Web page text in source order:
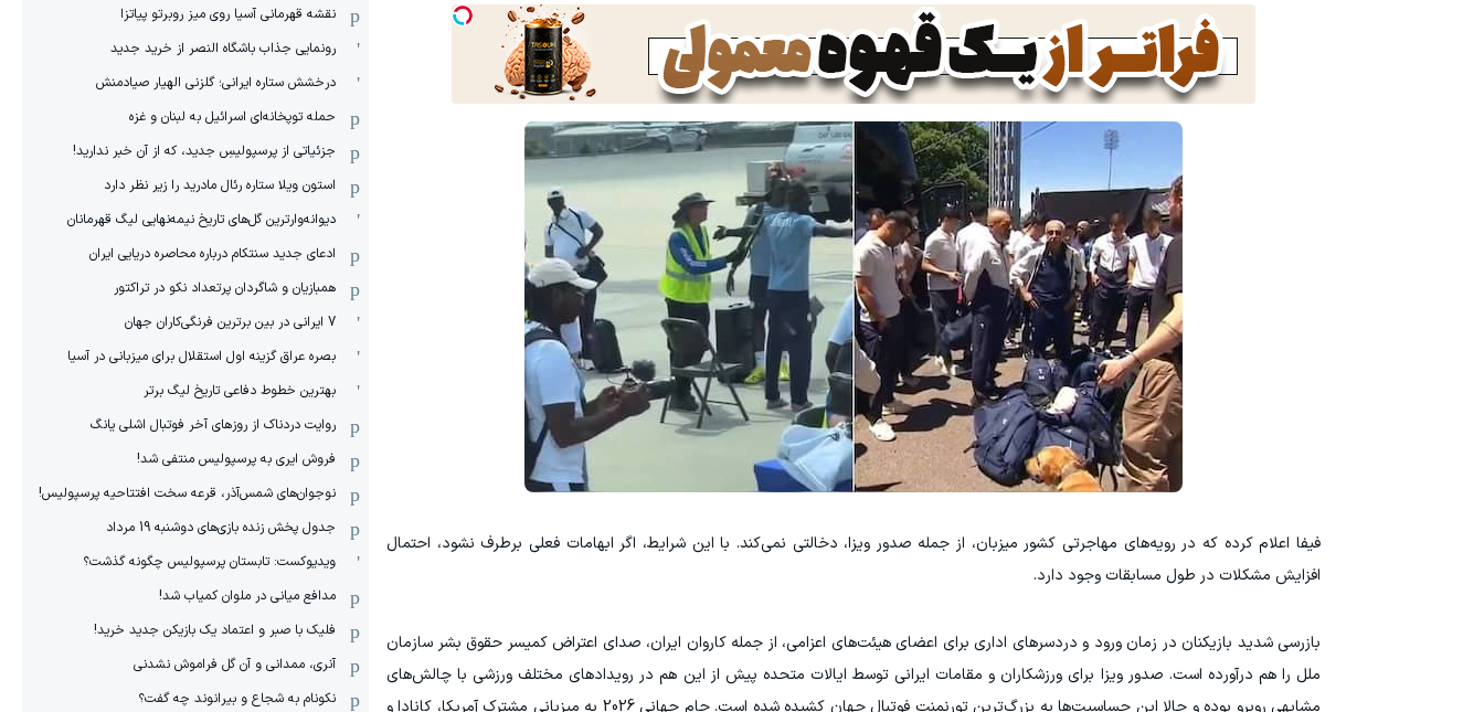
فیفا اعلام کرده که در رویه‌های مهاجرتی کشور میزبان، از جمله صدور ویزا، دخالتی نمی‌کند. با این شرایط، اگر ابهامات فعلی برطرف نشود، احتمال
افزایش مشکلات در طول مسابقات وجود دارد.
بازرسی شدید بازیکنان در زمان ورود و دردسرهای اداری برای اعضای هیئت‌های اعزامی، از جمله کاروان ایران، صدای اعتراض کمیسر حقوق بشر سازمان
ملل را هم درآورده است. صدور ویزا برای ورزشکاران و مقامات ایرانی توسط ایالات متحده پیش از این هم در رویدادهای مختلف ورزشی با چالش‌های
مشابهی روبرو بوده و حالا این حساسیت‌ها به بزرگ‌ترین تورنمنت فوتبال جهان کشیده شده است. جام جهانی 2026 به میزبانی مشترک آمریکا، کانادا و
نقشه قهرمانی آسیا روی میز روبرتو پیاتزا
رونمایی جذاب باشگاه النصر از خرید جدید
درخشش ستاره ایرانی؛ گلزنی الهیار صیادمنش
حمله توپخانه‌ای اسرائیل به لبنان و غزه
جزئیاتی از پرسپولیسِ جدید، که از آن ‌خبر ندارید!
استون ویلا ستاره رئال مادرید را زیر نظر دارد
دیوانه‌وارترین گل‌های تاریخ نیمه‌نهایی لیگ قهرمانان
ادعای جدید سنتکام درباره محاصره دریایی ایران
همبازیان و شاگردان پرتعداد نکو در تراکتور
7 ایرانی در بین برترین فرنگی‌کاران جهان
بصره عراق گزینه اول استقلال برای میزبانی در آسیا
بهترین خطوط دفاعی تاریخ لیگ برتر
روایت دردناک از روزهای آخر فوتبال اشلی یانگ
فروش ایری به پرسپولیس منتفی شد!
نوجوان‌های شمس‌آذر، قرعه سخت افتتاحیه پرسپولیس!
جدول پخش زنده بازی‌های دوشنبه 19 مرداد
ویدیوکست: تابستان پرسپولیس چگونه گذشت؟
مدافع میانی در ملوان کمیاب شد!
فلیک با صبر و اعتماد یک بازیکن جدید خرید!
آنری، ممدانی و آن گل فراموش نشدنی
نکونام به شجاع و بیرانوند چه گفت؟